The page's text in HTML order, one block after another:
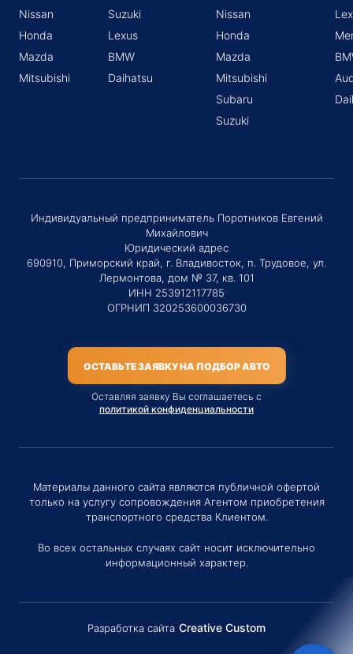
Nissan
Honda
Mazda
Mitsubishi
Suzuki
Lexus
BMW
Daihatsu
Nissan
Honda
Mazda
Mitsubishi
Subaru
Suzuki
Индивидуальный предприниматель Поротников Евгений
Михайлович
Юридический адрес
690910, Приморский край, г. Владивосток, п. Трудовое, ул.
Лермонтова, дом № 37, кв. 101
ИНН 253912117785
ОГРНИП 320253600036730
ОСТАВЬТЕ ЗАЯВКУ НА ПОДБОР АВТО
Оставляя заявку Вы соглашаетесь с
политикой конфиденциальности
Материалы данного сайта являются публичной офертой
только на услугу сопровождения Агентом приобретения
транспортного средства Клиентом.
Во всех остальных случаях сайт носит исключительно
информационный характер.
Разработка сайта Creative Custom